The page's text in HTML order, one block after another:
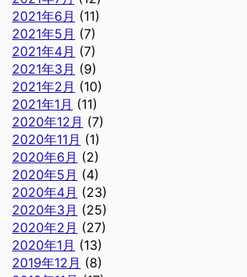
2021年6月 (11)
2021年5月 (7)
2021年4月 (7)
2021年3月 (9)
2021年2月 (10)
2021年1月 (11)
2020年12月 (7)
2020年11月 (1)
2020年6月 (2)
2020年5月 (4)
2020年4月 (23)
2020年3月 (25)
2020年2月 (27)
2020年1月 (13)
2019年12月 (8)